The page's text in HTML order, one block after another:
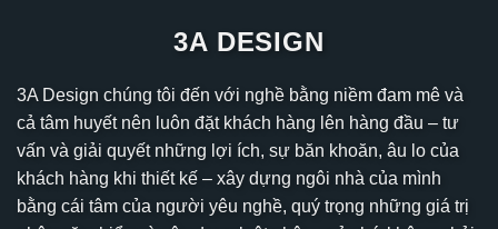
3A DESIGN
3A Design chúng tôi đến với nghề bằng niềm đam mê và
cả tâm huyết nên luôn đặt khách hàng lên hàng đầu – tư
vấn và giải quyết những lợi ích, sự băn khoăn, âu lo của
khách hàng khi thiết kế – xây dựng ngôi nhà của mình
bằng cái tâm của người yêu nghề, quý trọng những giá trị